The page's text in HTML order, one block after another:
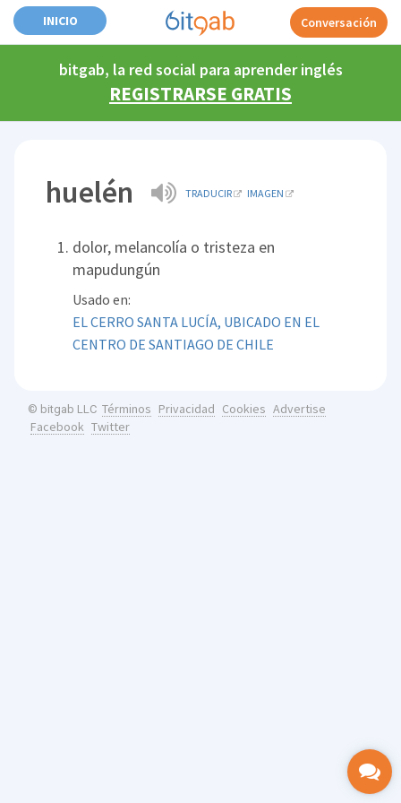
INICIO Conversación
bitgab, la red social para aprender inglés
REGISTRARSE GRATIS
huelén TRADUCIR IMAGEN
dolor, melancolía o tristeza en
mapudungún
Usado en:
EL CERRO SANTA LUCÍA, UBICADO EN EL
CENTRO DE SANTIAGO DE CHILE
© bitgab LLC Términos Privacidad Cookies Advertise
Facebook Twitter